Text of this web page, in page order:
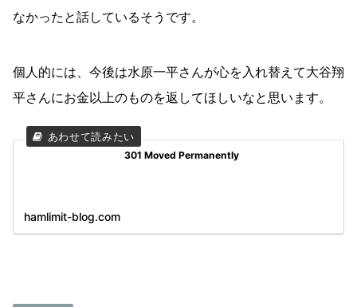
なかったと話しているそうです。
個人的には、今後は水原一平さんが心を入れ替えて大谷翔
平さんにお金以上のものを返してほしいなと思います。
301 Moved Permanently
hamlimit-blog.com